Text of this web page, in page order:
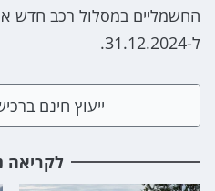
החשמליים במסלול רכב
ל-31.12.2024.
ייעוץ חינם
לקריאה